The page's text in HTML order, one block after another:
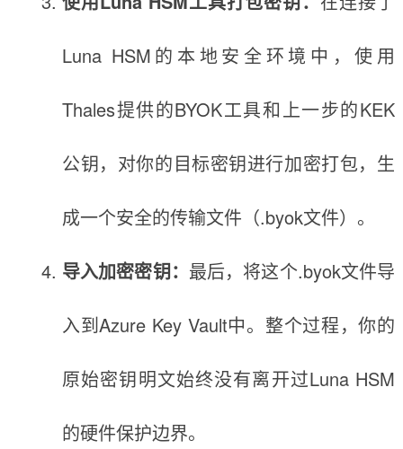
Luna HSM的本地安全环境中，使用
Thales提供的BYOK工具和上一步的KEK
公钥，对你的目标密钥进行加密打包，生
成一个安全的传输文件（.byok文件）。
导入加密密钥： 最后，将这个.byok文件导
入到Azure Key Vault中。整个过程，你的
原始密钥明文始终没有离开过Luna HSM
的硬件保护边界。